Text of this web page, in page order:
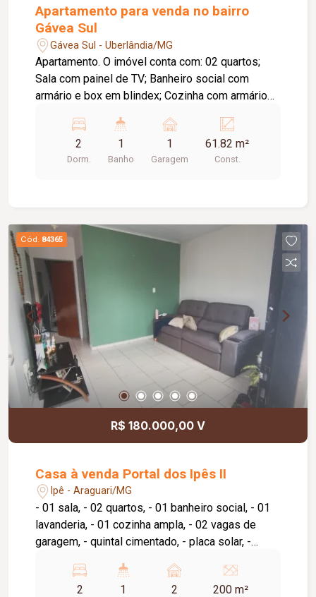
Apartamento para venda no bairro
Gávea Sul
Gávea Sul - Uberlândia/MG
Apartamento. O imóvel conta com: 02 quartos;
Sala com painel de TV; Banheiro social com
armário e box em blindex; Cozinha com armários
coberta; O condomínio conta com: Portaria 24
horas; Portões eletrônicos; Interfone; Câmeras
de segurança; Alarme; Quadra poliesportiva;
condomínio às quartas-feiras.
2
Dorm.
1
Banho
1
Garagem
61.82 m²
Const.
Cód. 84365
R$ 180.000,00 V
Casa à venda Portal dos Ipês II
Ipê - Araguari/MG
- 01 sala, - 02 quartos, - 01 banheiro social, - 01
lavanderia, - 01 cozinha ampla, - 02 vagas de
garagem, - quintal cimentado, - placa solar, -
expandir.
2
1 2 200 m²